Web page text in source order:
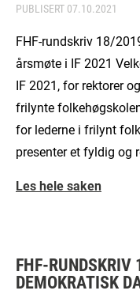
PUBLISERT 07.10.2021
FHF-rundskriv 18/
årsmøte i IF 2021
IF 2021, for rektorer
frilynte
for lederne i frilynt
presenter et fyldig og
Les hele saken
FHF-
DEMOKRATISK